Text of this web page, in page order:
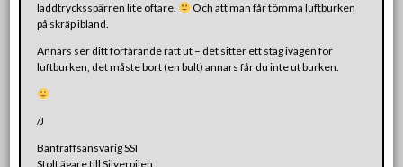
laddtrycksspärren lite oftare.
Och att man får tömma luftburken
på skräp ibland.
Annars ser ditt förfarande rätt ut – det sitter ett stag ivägen för
luftburken, det måste bort (en bult) annars får du inte ut burken.
/J
Banträffsansvarig SSI
Stolt ägare till Silverpilen